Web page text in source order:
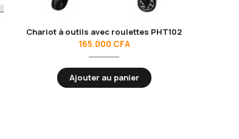
Chariot à outils avec roulettes PHT102
165.000 CFA
Ajouter au panier